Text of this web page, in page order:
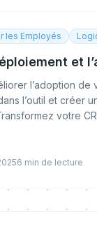
les Employés
et
l’adoption de
l’outil et créer
votre
6 min de lecture